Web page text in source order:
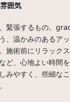
囲気
緊張するもの。
、温かみのあるア
施術前にリラック
ど、心地よい時間を
みやすく、些細な